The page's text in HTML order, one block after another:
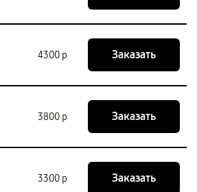
4300 р Заказать
3800 р Заказать
3300 р Заказать